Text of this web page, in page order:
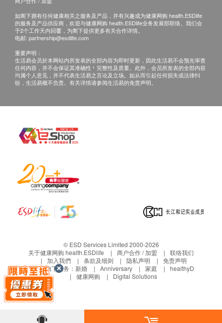
康网购health.ESDlife客户服务部跟进。
如阁下拥有任何健康相关之服务及产品，并有兴趣成为健康网购 health.ESDlife
的服务及产品供应商，欢迎与健康网购 health.ESDlife业务发展部联络。我们会
于2个工作天内回覆，为阁下提供更多有关合作详情。
电邮: partnership@esdlife.com
重要声明：
生活易会员於本网站内所发表的全部内容为即时更新，因此生活易不会预先审查
任何内容，并不会保证其准确性丶完整性及质量。此外，会员所发表的全部内容
均属个人意见，并不代表生活易之言论及立场。如从而引起任何损失或法律纠
纷，生活易概不负责。有关详情请参阅生活易的免责声明。
© ESD Services Limited 2000-2026
关于健康网购 health.ESDlife
商户合作 / 加盟
联络我们
加入我們
条款及细则 隐私声明
免责声明
生活易旗下业务： 新婚 Anniversary 家庭
healthyD
健康网购
Digital Solutions